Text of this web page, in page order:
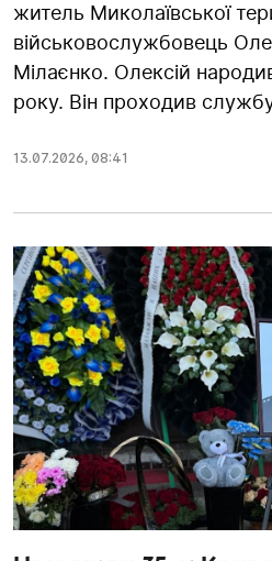
житель Миколаївської
військовослужбовець
Мілаєнко. Олексій
року. Він проходив
13.07.2026, 08:41